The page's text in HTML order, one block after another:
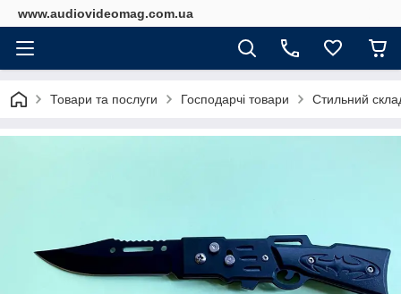
www.audiovideomag.com.ua
Товари та послуги Господарчі товари Стильний